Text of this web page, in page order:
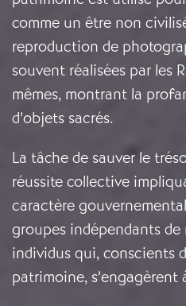
comme un être non
reproduction de
souvent réalisées par les
mêmes, montrant la
d’objets sacrés.
La tâche de sauver le
réussite collective
caractère
groupes indépendants
individus qui, conscients
patrimoine, s’engagèrent